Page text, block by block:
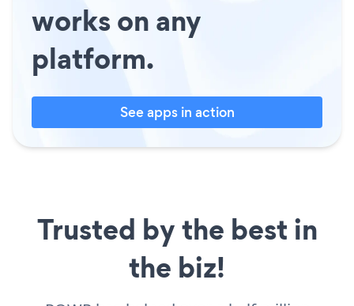
works on any
platform.
See apps in action
Trusted by the best in
the biz!